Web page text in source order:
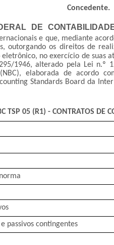
Concedente.
DE
e que, mediante
outorgando os direitos de
no exercício de suas
1946, alterado pela Lei n.º
elaborada de acordo
Standards Board da
TSP 05 (R1) - CONTRATOS DE
passivos contingentes